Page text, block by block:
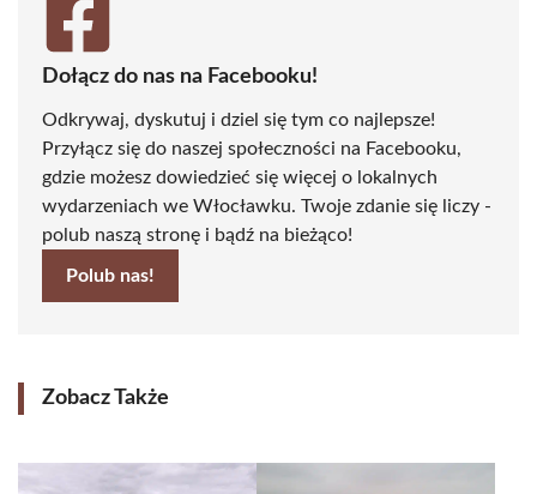
Dołącz do nas na Facebooku!
Odkrywaj, dyskutuj i dziel się tym co najlepsze!
Przyłącz się do naszej społeczności na Facebooku,
gdzie możesz dowiedzieć się więcej o lokalnych
wydarzeniach we Włocławku. Twoje zdanie się liczy -
polub naszą stronę i bądź na bieżąco!
Polub nas!
Zobacz Także